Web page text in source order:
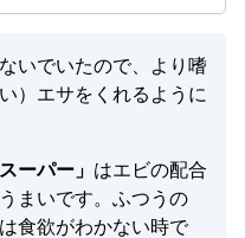
いでいたので、より嗜
）エサをくれるように
ーパー」 はエビの配合
まいです。ふつうの
食欲がわかない時で